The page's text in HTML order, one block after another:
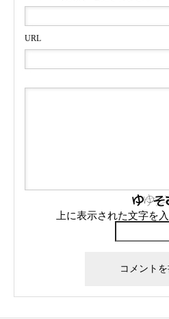
URL
上に表示された文字を